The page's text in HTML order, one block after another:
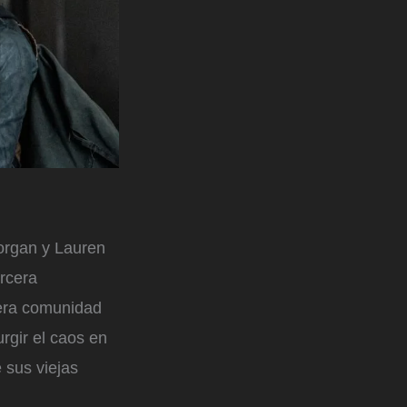
y Lauren
comunidad
el caos en
sus viejas